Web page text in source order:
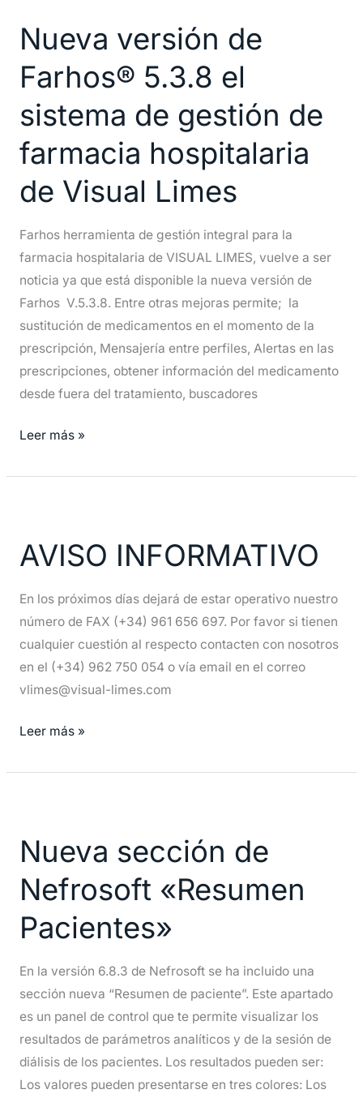
Nueva versión de
Farhos® 5.3.8 el
sistema de gestión de
farmacia hospitalaria
de Visual Limes
Farhos herramienta de gestión integral para la
farmacia hospitalaria de VISUAL LIMES, vuelve a ser
noticia ya que está disponible la nueva versión de
Farhos V.5.3.8. Entre otras mejoras permite; la
sustitución de medicamentos en el momento de la
prescripción, Mensajería entre perfiles, Alertas en las
prescripciones, obtener información del medicamento
desde fuera del tratamiento, buscadores
de
5.3.8
sistema
de
de
hospitalaria
de
Visual
Limes
Leer más »
AVISO INFORMATIVO
En los próximos días dejará de estar operativo nuestro
número de FAX (+34) 961 656 697. Por favor si tienen
cualquier cuestión al respecto contacten con nosotros
en el (+34) 962 750 054 o vía email en el correo
vlimes@visual-limes.com
Leer más »
Nueva sección de
Nefrosoft «Resumen
Pacientes»
En la versión 6.8.3 de Nefrosoft se ha incluido una
sección nueva “Resumen de paciente”. Este apartado
es un panel de control que te permite visualizar los
resultados de parámetros analíticos y de la sesión de
diálisis de los pacientes. Los resultados pueden ser:
Los valores pueden presentarse en tres colores: Los
de
«Resumen
Pacientes»